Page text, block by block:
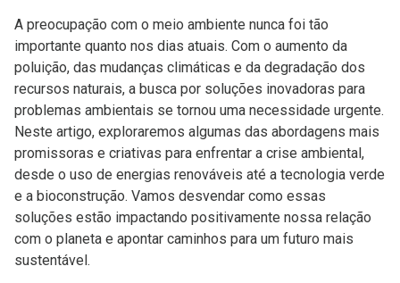
A preocupação com o meio ambiente nunca foi tão
importante quanto nos dias atuais. Com o aumento da
poluição, das mudanças climáticas e da degradação dos
recursos naturais, a busca por soluções inovadoras para
problemas ambientais se tornou uma necessidade urgente.
Neste artigo, exploraremos algumas das abordagens mais
promissoras e criativas para enfrentar a crise ambiental,
desde o uso de energias renováveis até a tecnologia verde
e a bioconstrução. Vamos desvendar como essas
soluções estão impactando positivamente nossa relação
com o planeta e apontar caminhos para um futuro mais
sustentável.